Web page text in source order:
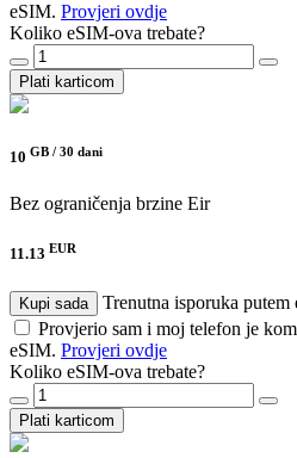
eSIM. Provjeri ovdje
Koliko eSIM-ova trebate?
Plati karticom
10 GB / 30 dani
Bez ograničenja brzine Eir
11.13 EUR
Kupi sada
Trenutna isporuka putem
Provjerio sam i moj telefon je
eSIM. Provjeri ovdje
Koliko eSIM-ova trebate?
Plati karticom